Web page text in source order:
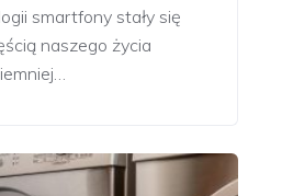
smartfony stały się
naszego życia